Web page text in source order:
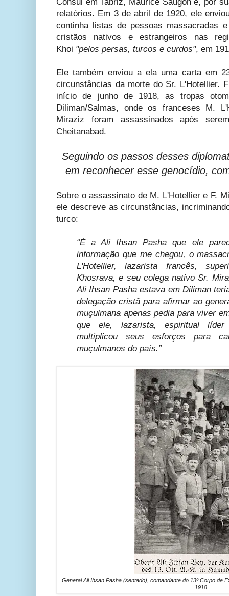
relatórios. Em 3 de abril de 1920, ele
continha listas de pessoas massacradas
cristãos nativos e estrangeiros nas
Khoi "pelos persas, turcos e curdos", em
Ele também enviou a ela uma carta em
circunstâncias da morte do Sr. L'Hotellier.
início de junho de 1918, as tropas
Diliman/Salmas, onde os franceses M.
Miraziz foram assassinados após
Cheitanabad.
Seguindo os passos desses
em reconhecer esse genocídio,
Sobre o assassinato de M. L'Hotellier e F.
ele descreve as circunstâncias,
turco:
“É a Ali Ihsan Pasha que ele
informação que me chegou, o
L'Hotellier, lazarista francês,
Khosrava, e seu colega nativo Sr.
Ali Ihsan Pasha estava em Diliman
delegação cristã para afirmar ao
muçulmana apenas pedia para viver
que ele, lazarista, espiritual líder
multiplicou seus esforços para
muçulmanos do país.”
General Ali Ihsan Pasha (sentado), comandante do 13º Corpo de
1918.